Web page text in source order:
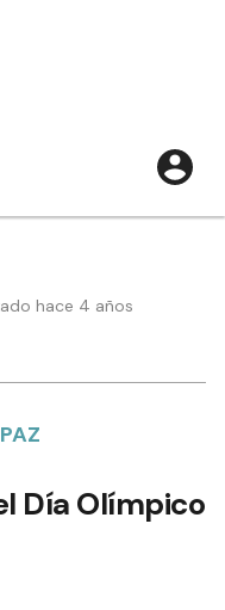
hace 4 años
Día Olímpico